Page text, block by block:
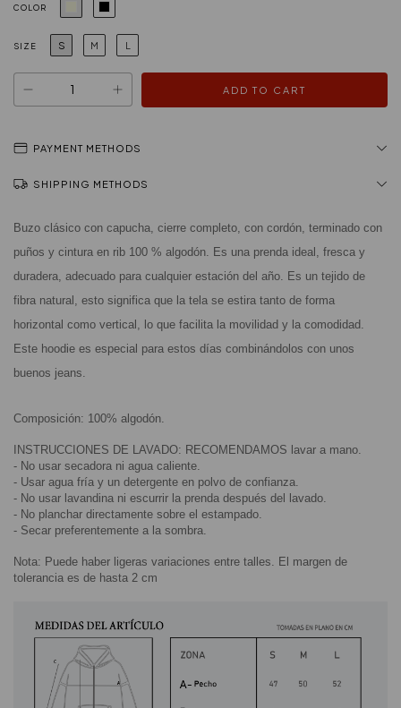
COLOR
SIZE S M L
PAYMENT METHODS
SHIPPING METHODS
Buzo clásico con capucha, cierre completo, con cordón, terminado con
puños y cintura en rib 100 % algodón. Es una prenda ideal, fresca y
duradera, adecuado para cualquier estación del año. Es un tejido de
fibra natural, esto significa que la tela se estira tanto de forma
horizontal como vertical, lo que facilita la movilidad y la comodidad.
Este hoodie es especial para estos días combinándolos con unos
buenos jeans.
Composición: 100% algodón.
INSTRUCCIONES DE LAVADO: RECOMENDAMOS lavar a mano.
- No usar secadora ni agua caliente.
- Usar agua fría y un detergente en polvo de confianza.
- No usar lavandina ni escurrir la prenda después del lavado.
- No planchar directamente sobre el estampado.
- Secar preferentemente a la sombra.
Nota: Puede haber ligeras variaciones entre talles. El margen de
tolerancia es de hasta 2 cm